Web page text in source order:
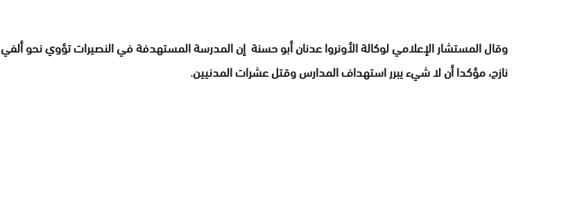
وقال المستشار الإعلامي لوكالة الأونروا عدنان أبو حسنة إن المدرسة المستهدفة في النصيرات تؤوي نحو ألفي
نازح، مؤكدا أن لا شيء يبرر استهداف المدارس وقتل عشرات المدنيين.